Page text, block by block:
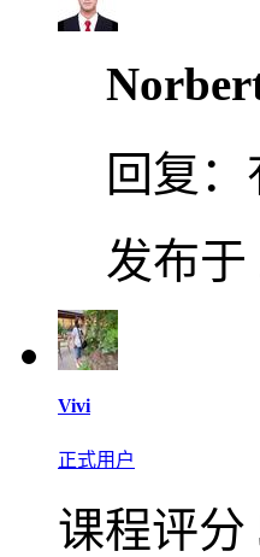
回复：
发布于
Vivi
正式用户
课程评分